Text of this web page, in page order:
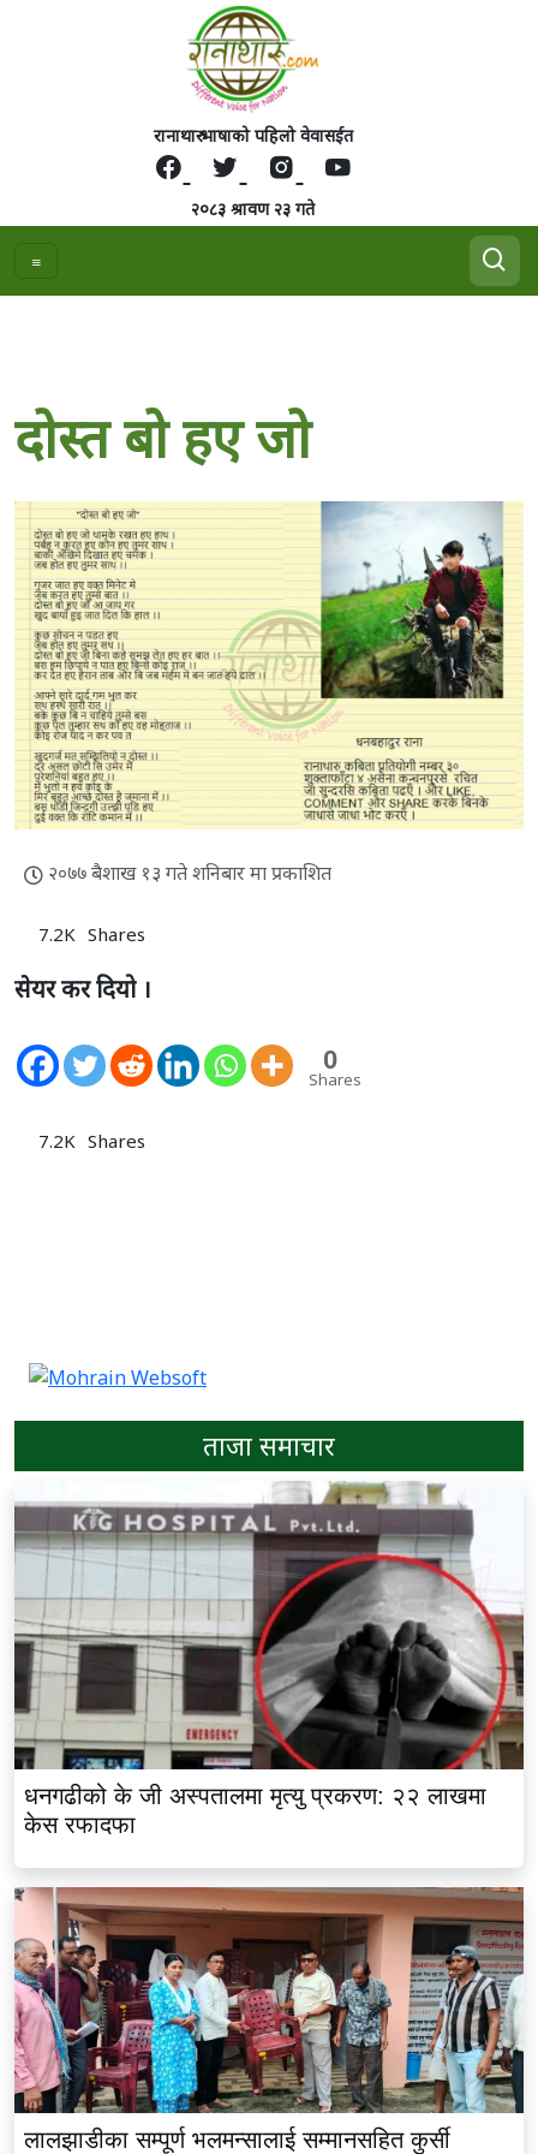
रानाथारु भाषाको पहिलो वेवासईत
२०८३ श्रावण २३ गते
दाेस्त बाे हए जाे
२०७७ बैशाख १३ गते शनिबार मा प्रकाशित
7.2K Shares
सेयर कर दियो ।
0
Shares
7.2K Shares
ताजा समाचार
धनगढीको के जी अस्पतालमा मृत्यु प्रकरण: २२ लाखमा
केस रफादफा
लालझाडीका सम्पूर्ण भलमन्सालाई सम्मानसहित कुर्सी